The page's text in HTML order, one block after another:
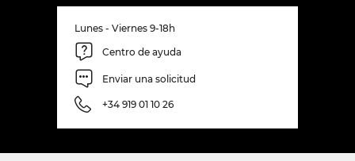
Lunes - Viernes 9-18h
Centro de ayuda
Enviar una solicitud
+34 919 01 10 26